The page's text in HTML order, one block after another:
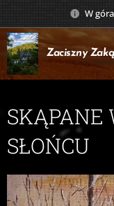
W
Zaciszny
SKĄPANE
SŁOŃCU